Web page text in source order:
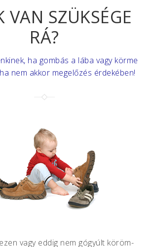
VAN SZÜKSÉGE
RÁ?
ha gombás a lába vagy körme
nem akkor megelőzés érdekében!
vagy eddig nem gógyúlt köröm-